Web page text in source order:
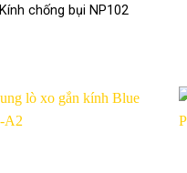
Kính chống bụi NP102